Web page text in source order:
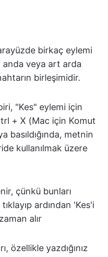
birkaç eylemi
anda veya art arda
birleşimidir.
"Kes" eylemi için
+ X (Mac için Komut
basıldığında, metnin
kullanılmak üzere
çünkü bunları
ardından 'Kes'i
alır
özellikle yazdığınız